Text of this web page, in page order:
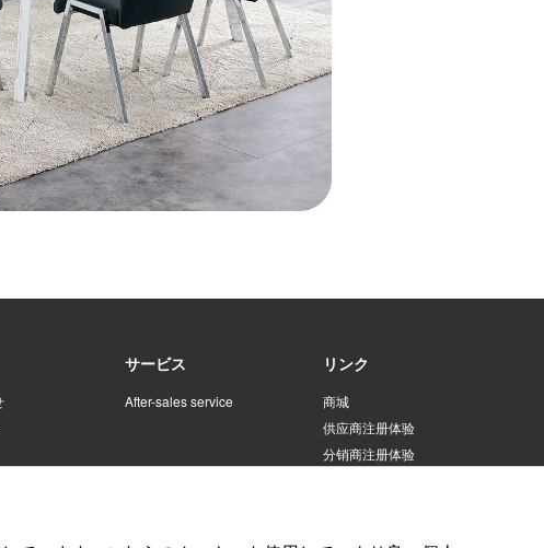
サービス
After-sales service
リンク
商城
供应商注册体验
分销商注册体验